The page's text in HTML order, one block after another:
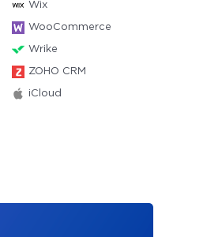
Wix
WooCommerce
Wrike
ZOHO CRM
iCloud